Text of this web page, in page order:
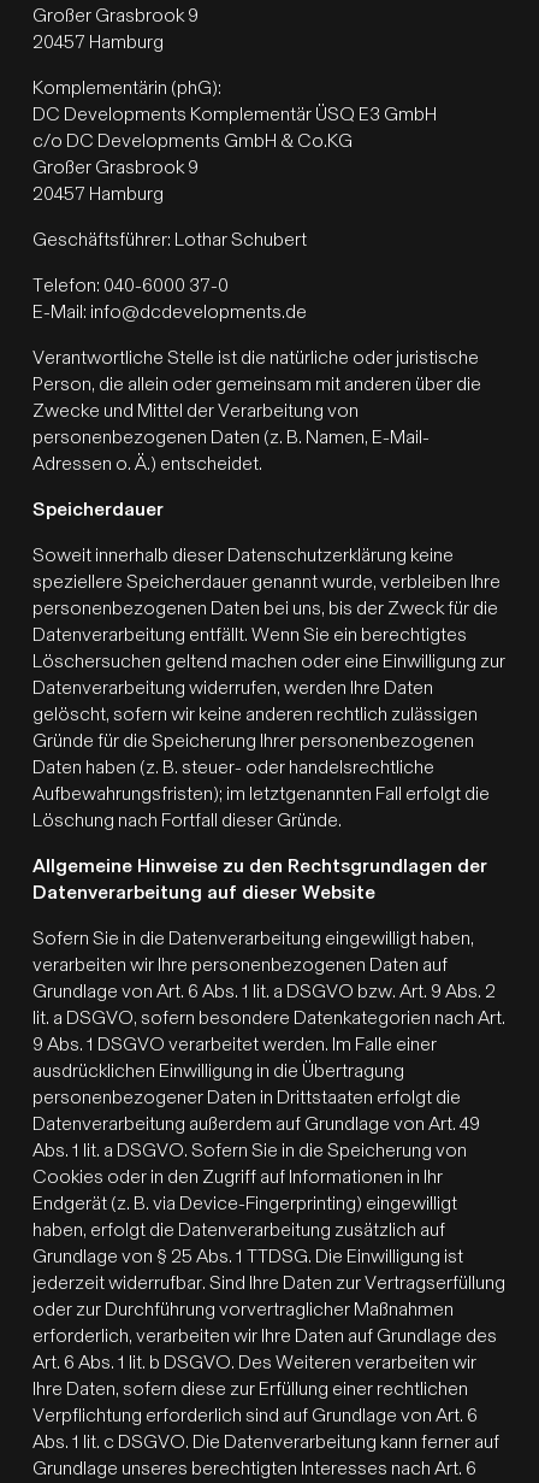
Großer Grasbrook 9
20457 Hamburg
Komplementärin (phG):
DC Developments Komplementär ÜSQ E3 GmbH
c/o DC Developments GmbH & Co.KG
Großer Grasbrook 9
20457 Hamburg
Geschäftsführer: Lothar Schubert
Telefon: 040-6000 37-0
E-Mail: info@dcdevelopments.de
Verantwortliche Stelle ist die natürliche oder juristische
Person, die allein oder gemeinsam mit anderen über die
Zwecke und Mittel der Verarbeitung von
personenbezogenen Daten (z. B. Namen, E-Mail-
Adressen o. Ä.) entscheidet.
Speicherdauer
Soweit innerhalb dieser Datenschutzerklärung keine
speziellere Speicherdauer genannt wurde, verbleiben Ihre
personenbezogenen Daten bei uns, bis der Zweck für die
Datenverarbeitung entfällt. Wenn Sie ein berechtigtes
Löschersuchen geltend machen oder eine Einwilligung zur
Datenverarbeitung widerrufen, werden Ihre Daten
gelöscht, sofern wir keine anderen rechtlich zulässigen
Gründe für die Speicherung Ihrer personenbezogenen
Daten haben (z. B. steuer- oder handelsrechtliche
Aufbewahrungsfristen); im letztgenannten Fall erfolgt die
Löschung nach Fortfall dieser Gründe.
Allgemeine Hinweise zu den Rechtsgrundlagen der
Datenverarbeitung auf dieser Website
Sofern Sie in die Datenverarbeitung eingewilligt haben,
verarbeiten wir Ihre personenbezogenen Daten auf
Grundlage von Art. 6 Abs. 1 lit. a DSGVO bzw. Art. 9 Abs. 2
lit. a DSGVO, sofern besondere Datenkategorien nach Art.
9 Abs. 1 DSGVO verarbeitet werden. Im Falle einer
ausdrücklichen Einwilligung in die Übertragung
personenbezogener Daten in Drittstaaten erfolgt die
Datenverarbeitung außerdem auf Grundlage von Art. 49
Abs. 1 lit. a DSGVO. Sofern Sie in die Speicherung von
Cookies oder in den Zugriff auf Informationen in Ihr
Endgerät (z. B. via Device-Fingerprinting) eingewilligt
haben, erfolgt die Datenverarbeitung zusätzlich auf
Grundlage von § 25 Abs. 1 TTDSG. Die Einwilligung ist
jederzeit widerrufbar. Sind Ihre Daten zur Vertragserfüllung
oder zur Durchführung vorvertraglicher Maßnahmen
erforderlich, verarbeiten wir Ihre Daten auf Grundlage des
Art. 6 Abs. 1 lit. b DSGVO. Des Weiteren verarbeiten wir
Ihre Daten, sofern diese zur Erfüllung einer rechtlichen
Verpflichtung erforderlich sind auf Grundlage von Art. 6
Abs. 1 lit. c DSGVO. Die Datenverarbeitung kann ferner auf
Grundlage unseres berechtigten Interesses nach Art. 6